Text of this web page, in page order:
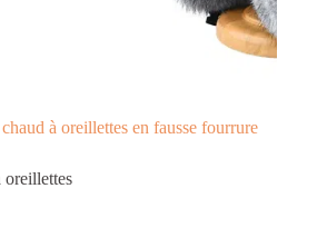
à oreillettes en fausse fourrure
oreillettes